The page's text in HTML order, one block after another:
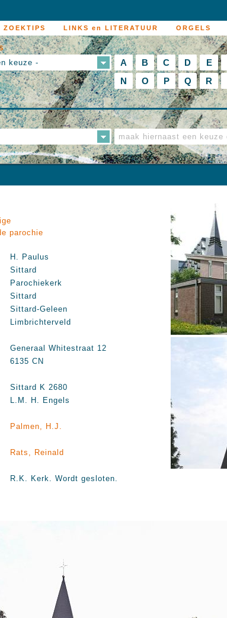
ZOEKTIPS LINKS en LITERATUUR ORGELS
keuze - A B C D E
N
O P Q R
parochie
H. Paulus
Sittard
Parochiekerk
Sittard
Sittard-Geleen
Limbrichterveld
Generaal Whitestraat 12
6135 CN
Sittard K 2680
L.M. H. Engels
Palmen, H.J.
Rats, Reinald
R.K. Kerk. Wordt gesloten.